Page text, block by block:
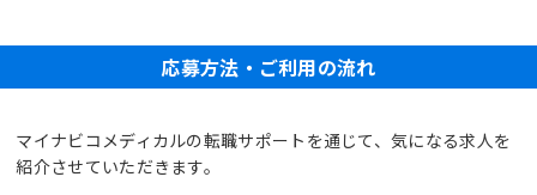
応募方法・ご利用の流れ
マイナビコメディカルの転職サポートを通じて、気になる求人を
紹介させていただきます。